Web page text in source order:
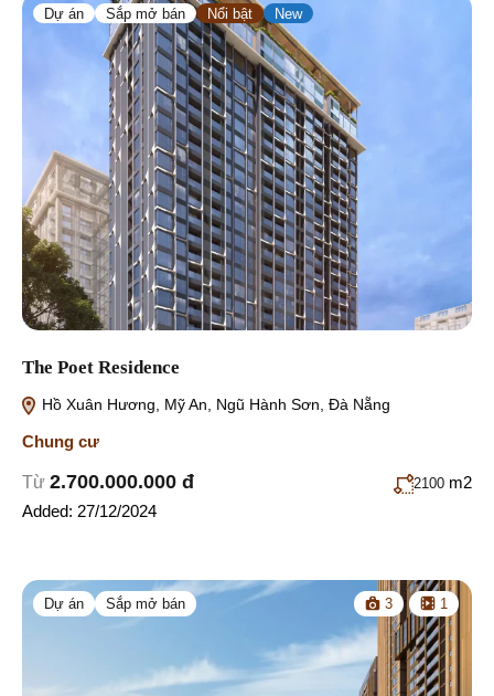
Dự án Sắp mở bán Nổi bật New
The Poet Residence
Hồ Xuân Hương, Mỹ An, Ngũ Hành Sơn, Đà Nẵng
Chung cư
Từ 2.700.000.000 đ 2100 m2
Added: 27/12/2024
Dự án Sắp mở bán 3 1